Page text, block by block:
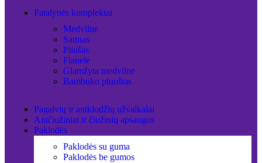
Patalynės komplektai
Medvilnė
Satinas
Pliušas
Flanelė
Glamžyta medvilnė
Bambuko pluoštas
Pagalvių ir antklodžių užvalkalai
Antčiužiniai ir čiužinių apsaugos
Paklodės
Paklodės su guma
Paklodės be gumos